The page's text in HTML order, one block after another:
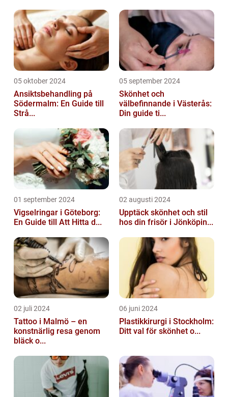
05 oktober 2024
Ansiktsbehandling på
Södermalm: En Guide till
Strå...
05 september 2024
Skönhet och
välbefinnande i Västerås:
Din guide ti...
01 september 2024
Vigselringar i Göteborg:
En Guide till Att Hitta d...
02 augusti 2024
Upptäck skönhet och stil
hos din frisör i Jönköpin...
02 juli 2024
Tattoo i Malmö – en
konstnärlig resa genom
bläck o...
06 juni 2024
Plastikkirurgi i Stockholm:
Ditt val för skönhet o...